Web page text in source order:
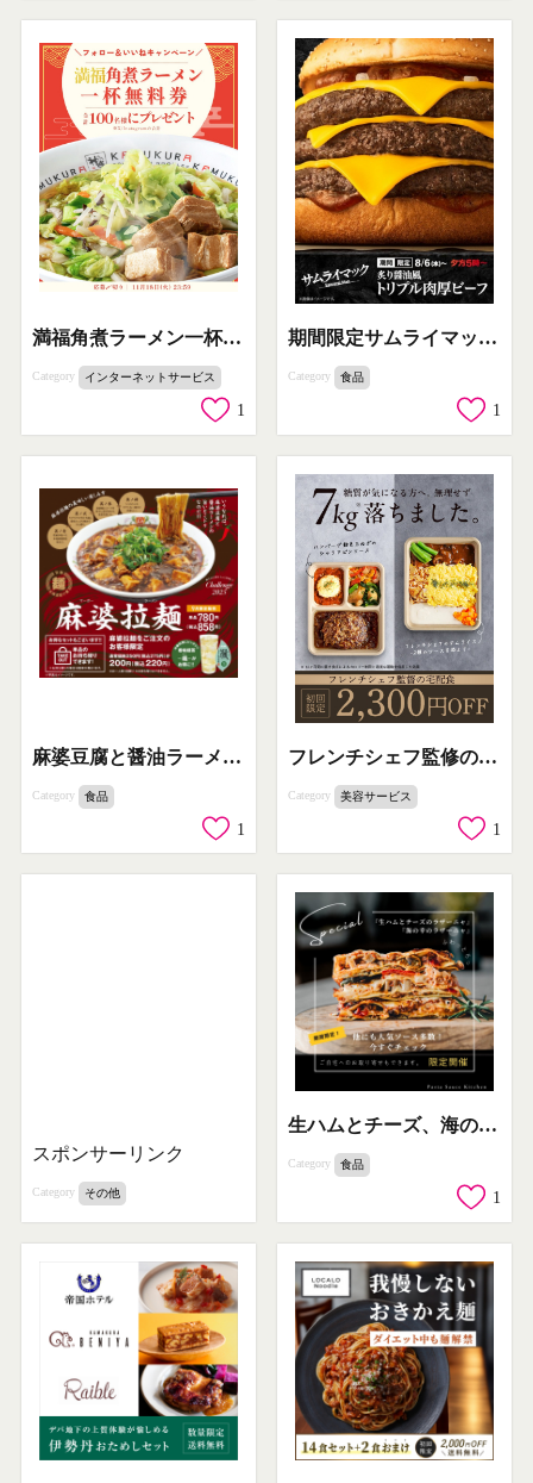
満福角煮ラーメン一杯無料SNSフォロー＆いいねキャンペーン
Category インターネットサービス
1
期間限定サムライマック 炙り醤油風トリプル肉厚ビーフ
Category 食品
1
麻婆豆腐と醤油ラーメンの旨いとこどり麻婆拉麺 9月限定販売
Category 食品
1
フレンチシェフ監修の糖質調整宅配食で7kg減量サポート
Category 美容サービス
1
スポンサーリンク
Category その他
生ハムとチーズ、海の幸！自宅で味わう期間限定スペシャルラザニア
Category 食品
1